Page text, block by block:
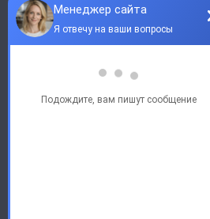
кабина Ивано-Франковск
Белая ЦерковьДушевая
Душевая кабина Бердянск
БроварыДушевая кабина
кабина Краматорск
Душевая кабина
Душевая
Душевая кабина